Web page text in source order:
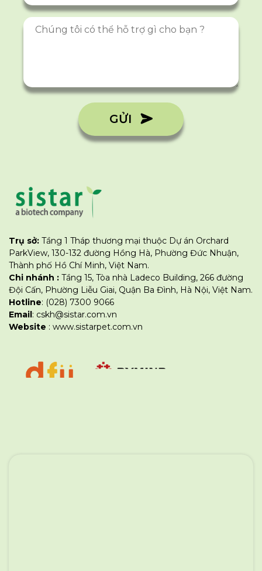
GỬI
Trụ sở: Tầng 1 Tháp thương mại thuộc Dự án Orchard
ParkView, 130-132 đường Hồng Hà, Phường Đức Nhuận,
Thành phố Hồ Chí Minh, Việt Nam.
Chi nhánh : Tầng 15, Tòa nhà Ladeco Building, 266 đường
Đội Cấn, Phường Liễu Giai, Quận Ba Đình, Hà Nội, Việt Nam.
Hotline: (028) 7300 9066
Email: cskh@sistar.com.vn
Website : www.sistarpet.com.vn